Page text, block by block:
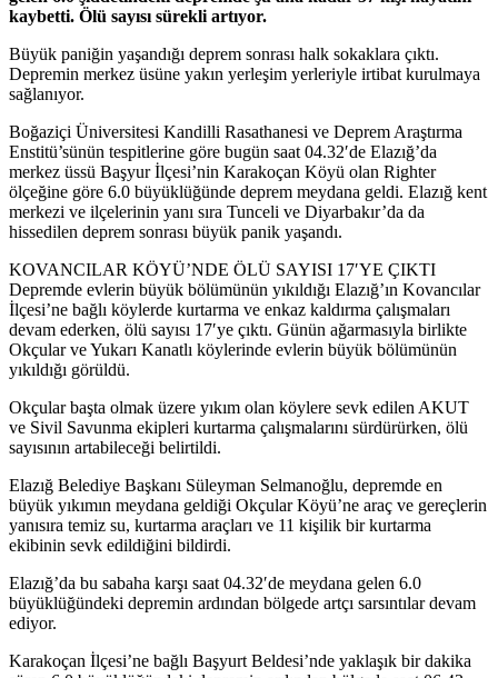
kaybetti. Ölü sayısı sürekli artıyor.
Büyük paniğin yaşandığı deprem sonrası halk sokaklara çıktı.
Depremin merkez üsüne yakın yerleşim yerleriyle irtibat kurulmaya
sağlanıyor.
Boğaziçi Üniversitesi Kandilli Rasathanesi ve Deprem Araştırma
Enstitü’sünün tespitlerine göre bugün saat 04.32′de Elazığ’da
merkez üssü Başyur İlçesi’nin Karakoçan Köyü olan Righter
ölçeğine göre 6.0 büyüklüğünde deprem meydana geldi. Elazığ kent
merkezi ve ilçelerinin yanı sıra Tunceli ve Diyarbakır’da da
hissedilen deprem sonrası büyük panik yaşandı.
KOVANCILAR KÖYÜ’NDE ÖLÜ SAYISI 17′YE ÇIKTI
Depremde evlerin büyük bölümünün yıkıldığı Elazığ’ın Kovancılar
İlçesi’ne bağlı köylerde kurtarma ve enkaz kaldırma çalışmaları
devam ederken, ölü sayısı 17′ye çıktı. Günün ağarmasıyla birlikte
Okçular ve Yukarı Kanatlı köylerinde evlerin büyük bölümünün
yıkıldığı görüldü.
Okçular başta olmak üzere yıkım olan köylere sevk edilen AKUT
ve Sivil Savunma ekipleri kurtarma çalışmalarını sürdürürken, ölü
sayısının artabileceği belirtildi.
Elazığ Belediye Başkanı Süleyman Selmanoğlu, depremde en
büyük yıkımın meydana geldiği Okçular Köyü’ne araç ve gereçlerin
yanısıra temiz su, kurtarma araçları ve 11 kişilik bir kurtarma
ekibinin sevk edildiğini bildirdi.
Elazığ’da bu sabaha karşı saat 04.32′de meydana gelen 6.0
büyüklüğündeki depremin ardından bölgede artçı sarsıntılar devam
ediyor.
Karakoçan İlçesi’ne bağlı Başyurt Beldesi’nde yaklaşık bir dakika